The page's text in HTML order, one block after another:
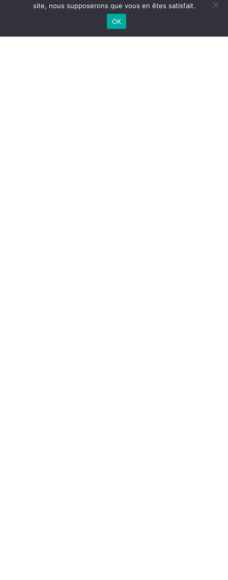
site, nous supposerons que vous en êtes satisfait.
OK